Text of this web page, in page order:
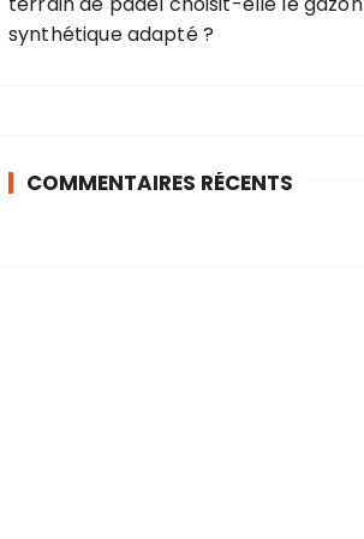
synthétique adapté ?
COMMENTAIRES RÉCENTS